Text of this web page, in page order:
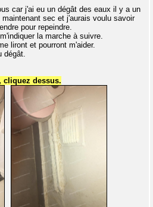
car j'ai eu un dégât des eaux il y a un
sec et j'aurais voulu savoir
pour repeindre.
la marche à suivre.
liront et pourront m'aider.
dégât.
cliquez dessus.